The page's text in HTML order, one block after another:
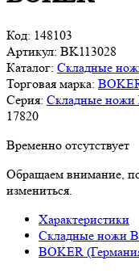
Код: 148103
Артикул: BK113028
Каталог: Складные
Торговая марка:
Серия: Складные ножи
17820
Временно отсутствует
Обращаем внимание,
измениться.
Характеристики
Складные ножи
BOKER